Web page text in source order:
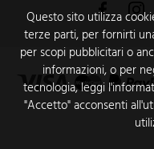
Questo sito utilizza
terze parti, per fornirti
per scopi pubblicitari o
informazioni, o per
tecnologia, leggi
"Accetto" acconsenti
Facebook